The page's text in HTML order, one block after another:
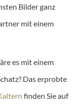
Bilder ganz
mit einem
es mit einem
Das erprobte
finden Sie auf